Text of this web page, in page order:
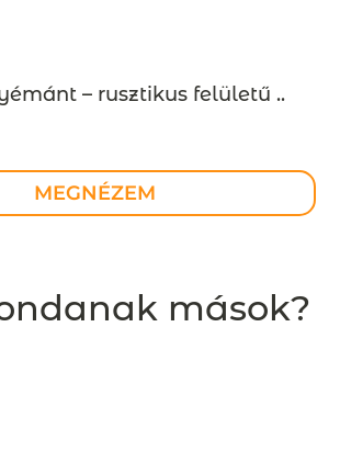
– rusztikus felületű ..
MEGNÉZEM
mások?